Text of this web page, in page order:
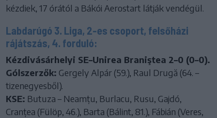
kézdiek, 17 órától a Bákói Aerostart látják vendégül.
Labdarúgó 3. Liga, 2-es csoport, felsőházi
rájátszás, 4. forduló:
Kézdivásárhelyi SE–Unirea Braniştea 2–0 (0–0).
Gólszerzők: Gergely Alpár (59.), Raul Drugă (64. –
tizenegyesből).
KSE: Butuza – Neamțu, Burlacu, Rusu, Gajdó,
Cranțea (Fülöp, 46.), Barta (Bálint, 81.), Fábián (Veres,